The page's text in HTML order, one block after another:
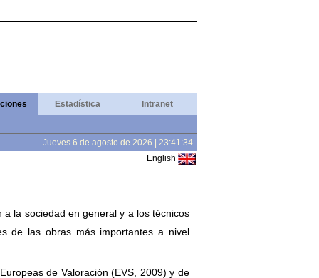
Estadística Intranet
Jueves 6 de agosto de 2026 | 23:41:35
English
a la sociedad en general y a los técnicos
de las obras más importantes a nivel
de Valoración (EVS, 2009) y de